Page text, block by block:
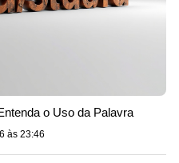
o Uso da Palavra
às 23:46